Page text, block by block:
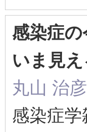
感染症
いま見
丸山 治彦
感染症